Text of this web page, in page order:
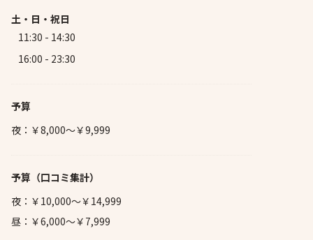
土・日・祝日
11:30 - 14:30
16:00 - 23:30
予算
夜：￥8,000～￥9,999
予算 （口コミ集計）
夜：￥10,000～￥14,999
昼：￥6,000～￥7,999